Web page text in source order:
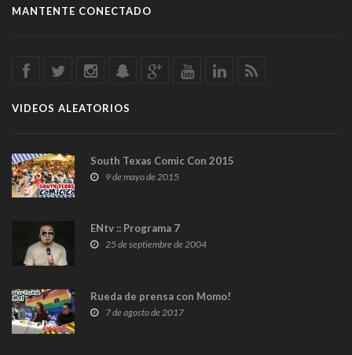
MANTENTE CONECTADO
VIDEOS ALEATORIOS
South Texas Comic Con 2015
9 de mayo de 2015
ENtv :: Programa 7
25 de septiembre de 2004
Rueda de prensa con Momo!
7 de agosto de 2017